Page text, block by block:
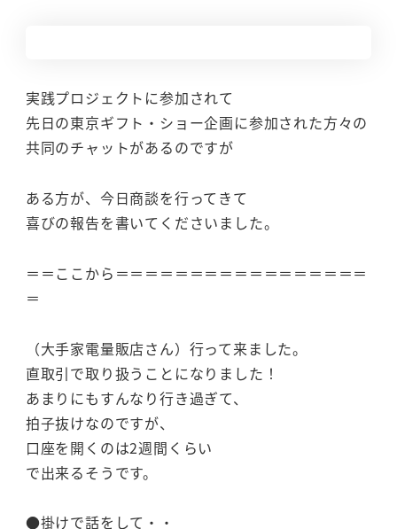
実践プロジェクトに参加されて
先日の東京ギフト・ショー企画に参加された方々の
共同のチャットがあるのですが
ある方が、今日商談を行ってきて
喜びの報告を書いてくださいました。
＝＝ここから＝＝＝＝＝＝＝＝＝＝＝＝＝＝＝＝＝
＝
（大手家電量販店さん）行って来ました。
直取引で取り扱うことになりました！
あまりにもすんなり行き過ぎて、
拍子抜けなのですが、
口座を開くのは2週間くらい
で出来るそうです。
●掛けで話をして・・